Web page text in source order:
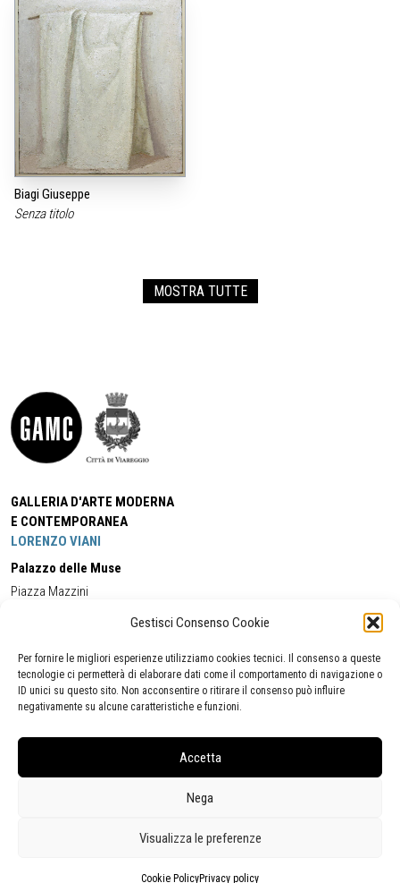
Gestisci Consenso Cookie
Per fornire le migliori esperienze utilizziamo cookies tecnici. Il consenso a queste
tecnologie ci permetterà di elaborare dati come il comportamento di navigazione o
ID unici su questo sito. Non acconsentire o ritirare il consenso può influire
negativamente su alcune caratteristiche e funzioni.
Accetta
Nega
Visualizza le preferenze
Cookie PolicyPrivacy policy
Biagi Giuseppe
Senza titolo
MOSTRA TUTTE
GALLERIA D'ARTE MODERNA
E CONTEMPORANEA
LORENZO VIANI
Palazzo delle Muse
Piazza Mazzini
Cell:+39 338 5714978 (orario apertura Galleria)
Tel:
+39 0584 944580
(orario 09.00/13.00)
Email:gamc@comune.viareggio.lu.it
Segnalazione di inaccessibilità